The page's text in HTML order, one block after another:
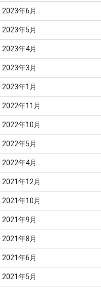
2023年6月
2023年5月
2023年4月
2023年3月
2023年1月
2022年11月
2022年10月
2022年5月
2022年4月
2021年12月
2021年10月
2021年9月
2021年8月
2021年6月
2021年5月